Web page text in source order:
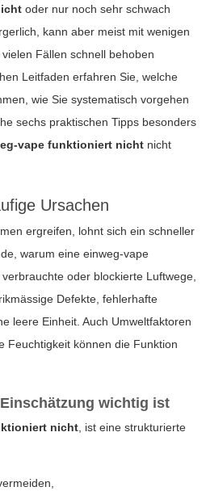
oder nur noch sehr schwach
kann aber meist mit wenigen
Fällen schnell behoben
Leitfaden erfahren Sie, welche
wie Sie systematisch vorgehen
sechs praktischen Tipps besonders
vape funktioniert nicht nicht
Ursachen
ergreifen, lohnt sich ein schneller
warum eine einweg-vape
oder blockierte Luftwege,
Defekte, fehlerhafte
leere Einheit. Auch Umweltfaktoren
Feuchtigkeit können die Funktion
wichtig ist
nicht, ist eine strukturierte